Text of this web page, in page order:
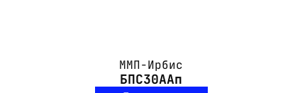
ММП-Ирбис
БПС30ААп